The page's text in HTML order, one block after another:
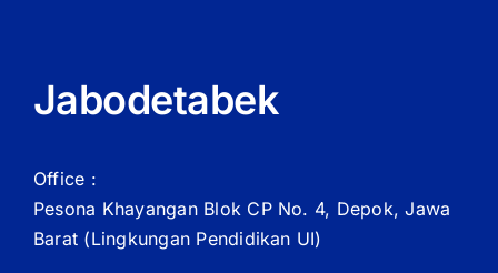
Jabodetabek
Office :
Pesona Khayangan Blok CP No. 4, Depok, Jawa
Barat (Lingkungan Pendidikan UI)